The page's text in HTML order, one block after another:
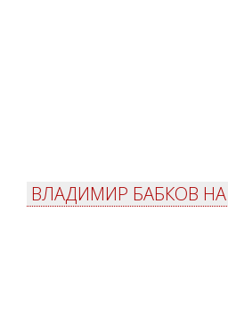
ВЛАДИМИР БАБКОВ